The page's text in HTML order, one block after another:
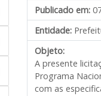
Publicado em:
Entidade:
Objeto:
A presente
Programa
com as